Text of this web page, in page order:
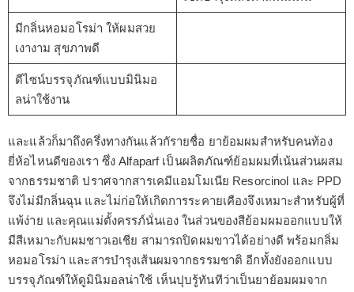
มีกลิ่นหอมอโรม่า ให้ผมสวย
เงางาม สุขภาพดี
ดีไซน์บรรจุภัณฑ์แบบมินิมอ
ลน่าใช้งาน
และแล้วก็มาถึงครึ่งทางกันแล้วกัรายชื่อ ยาย้อมผมสำหรับคนท้อง
ยี่ห้อไหนดีของเรา ซึ่ง Alfaparf เป็นผลิตภัณฑ์ย้อมผมที่เน้นส่วนผสม
จากธรรมชาติ ปราศจากสารเคมีแอมโมเนีย Resorcinol และ PPD
จึงไม่มีกลิ่นฉุน และไม่ก่อให้เกิดการระคายเคืองจึงเหมาะสำหรับผู้ที่
แพ้ง่าย และคุณแม่ตั้งครรภ์นั่นเอง ในส่วนของสีย้อมผมออกแบบให้
มีสีเหมาะกับผมชาวเอเชีย สามารถปิดผมขาวได้อย่างดี พร้อมกลิ่ม
หอมอโรม่า และสารบำรุงเส้นผมจากธรรมชาติ อีกทั้งยังออกแบบ
บรรจุภัณฑ์ให้ดูมินิมอลน่าใช้ เห็นปุบรู้ทันทีว่าเป็นยาย้อมผมจาก